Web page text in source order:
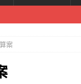
案